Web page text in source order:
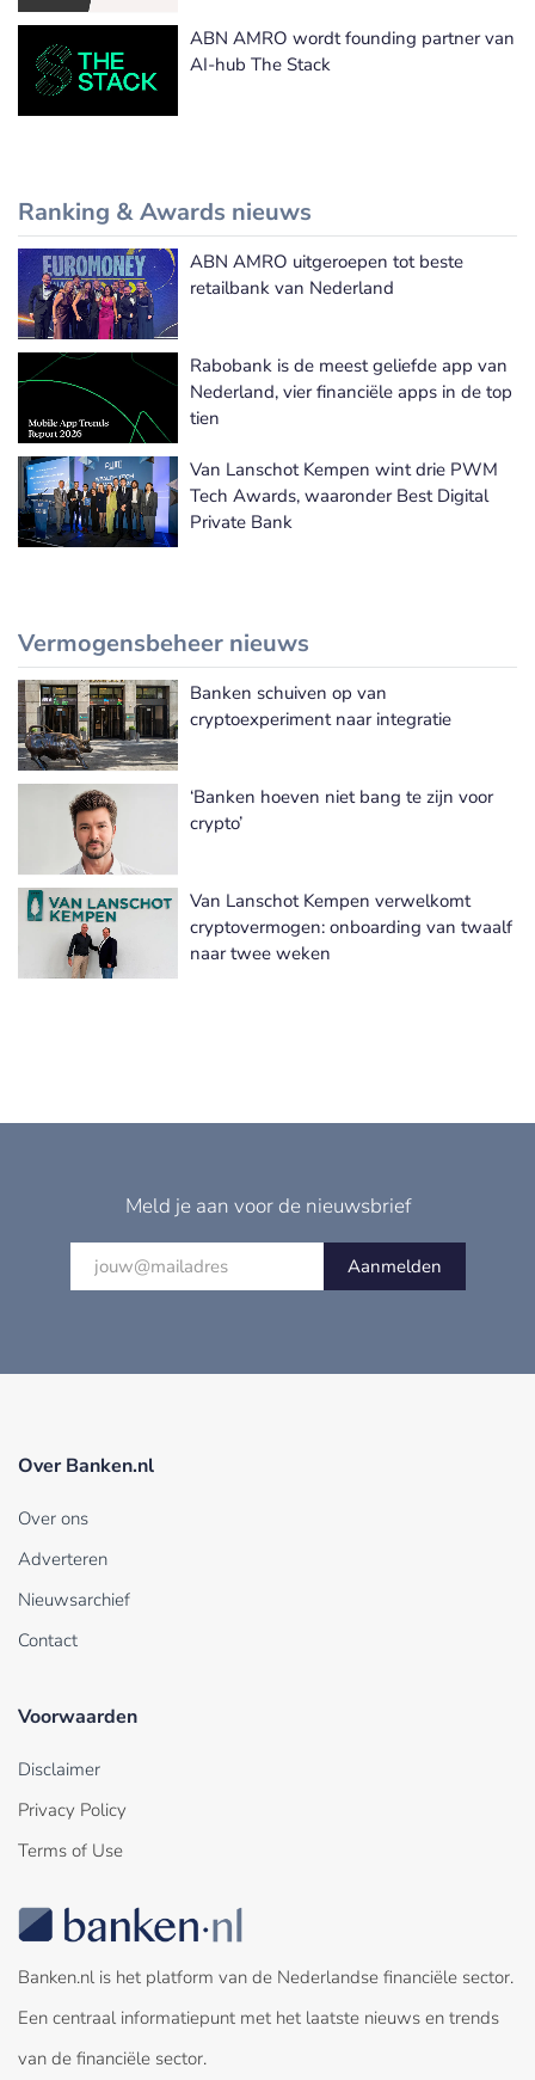
ABN AMRO wordt founding partner van
AI-hub The Stack
Ranking & Awards nieuws
Meer Ranking & Awards nieuws
ABN AMRO uitgeroepen tot beste
retailbank van Nederland
Rabobank is de meest geliefde app van
Nederland, vier financiële apps in de top
tien
Van Lanschot Kempen wint drie PWM
Tech Awards, waaronder Best Digital
Private Bank
Vermogensbeheer nieuws
Meer Vermogensbeheer nieuws
Banken schuiven op van
cryptoexperiment naar integratie
‘Banken hoeven niet bang te zijn voor
crypto’
Van Lanschot Kempen verwelkomt
cryptovermogen: onboarding van twaalf
naar twee weken
Meld je aan voor de nieuwsbrief
Aanmelden
Over Banken.nl
Over ons
Adverteren
Nieuwsarchief
Contact
Voorwaarden
Disclaimer
Privacy Policy
Terms of Use
Banken.nl is het platform van de Nederlandse financiële sector.
Een centraal informatiepunt met het laatste nieuws en trends
van de financiële sector.